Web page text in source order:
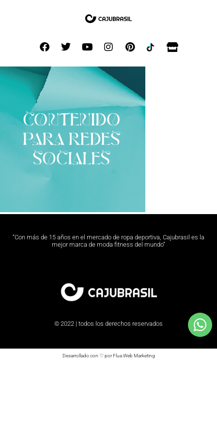
“Con más de 15 años en el mercado de ropa deportiva, Cajubrasil es la
mejor marca de moda fitness del mundo”
© 2022 | todos los derechos reservados
Desarrollado con ♡ por Flua Web Marketing